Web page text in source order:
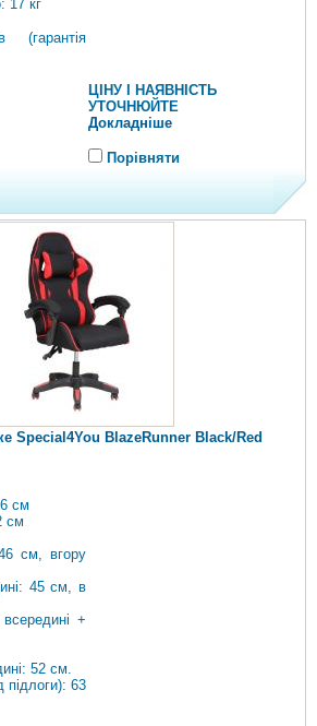
17 кг
(гарантія
ЦІНУ І НАЯВНІСТЬ
УТОЧНЮЙТЕ
Докладніше
Порівняти
Special4You BlazeRunner Black/Red
см
см
см, вгору
45 см, в
+
52 см.
підлоги): 63